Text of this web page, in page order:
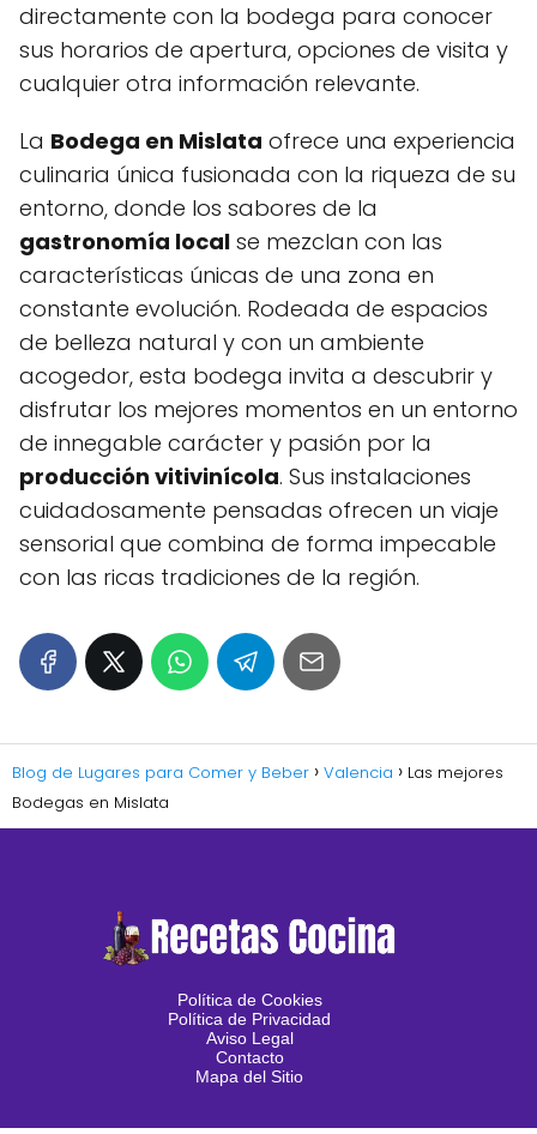
directamente con la bodega para conocer
sus horarios de apertura, opciones de visita y
cualquier otra información relevante.
La Bodega en Mislata ofrece una experiencia
culinaria única fusionada con la riqueza de su
entorno, donde los sabores de la
gastronomía local se mezclan con las
características únicas de una zona en
constante evolución. Rodeada de espacios
de belleza natural y con un ambiente
acogedor, esta bodega invita a descubrir y
disfrutar los mejores momentos en un entorno
de innegable carácter y pasión por la
producción vitivinícola. Sus instalaciones
cuidadosamente pensadas ofrecen un viaje
sensorial que combina de forma impecable
con las ricas tradiciones de la región.
Blog de Lugares para Comer y Beber Valencia
Las mejores
Bodegas en Mislata
Política de Cookies
Política de Privacidad
Aviso Legal
Contacto
Mapa del Sitio